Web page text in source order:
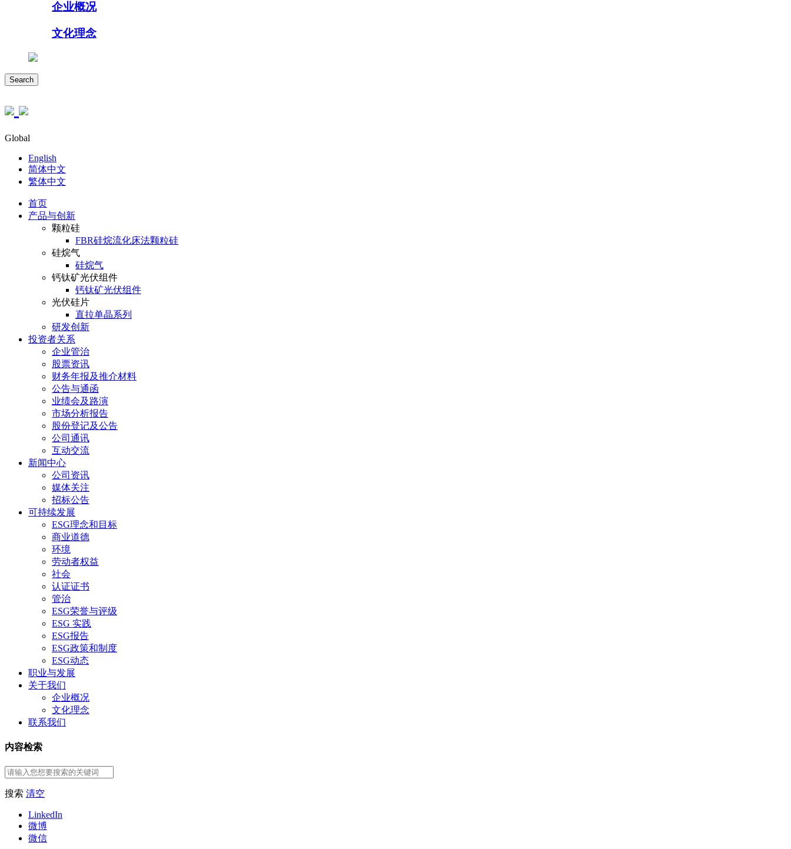
企业概况
文化理念
Search
Global
English
简体中文
繁体中文
首页
产品与创新
颗粒硅
FBR硅烷流化床法颗粒硅
硅烷气
硅烷气
钙钛矿光伏组件
钙钛矿光伏组件
光伏硅片
直拉单晶系列
研发创新
投资者关系
企业管治
股票资讯
财务年报及推介材料
公告与通函
业绩会及路演
市场分析报告
股份登记及公告
公司通讯
互动交流
新闻中心
公司资讯
媒体关注
招标公告
可持续发展
ESG理念和目标
商业道德
环境
劳动者权益
社会
认证证书
管治
ESG荣誉与评级
ESG 实践
ESG报告
ESG政策和制度
ESG动态
职业与发展
关于我们
企业概况
文化理念
联系我们
内容检索
搜索 清空
LinkedIn
微博
微信